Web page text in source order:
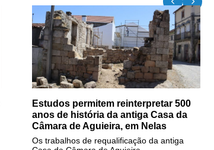
Estudos permitem reinterpretar 500
anos de história da antiga Casa da
Câmara de Aguieira, em Nelas
Os trabalhos de requalificação da antiga